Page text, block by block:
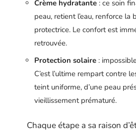
Crème hydratante : ce soin
peau, retient l’eau, renforce la
protectrice. Le confort est
retrouvée.
Protection solaire :
C’est l’ultime rempart contre
teint uniforme, d’une peau
vieillissement prématuré.
Chaque étape a sa raison